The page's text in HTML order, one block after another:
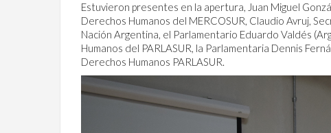
Estuvieron presentes en la apertura, Juan Miguel
Derechos Humanos del MERCOSUR, Claudio Avruj,
Nación Argentina, el Parlamentario Eduardo Valdés
Humanos del PARLASUR, la Parlamentaria Dennis
Derechos Humanos PARLASUR.